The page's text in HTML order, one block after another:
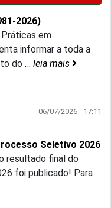
2026)
em
informar a toda a
do … leia mais
06/07/2026 - 17:11
Seletivo 2026
resultado final do
foi publicado! Para